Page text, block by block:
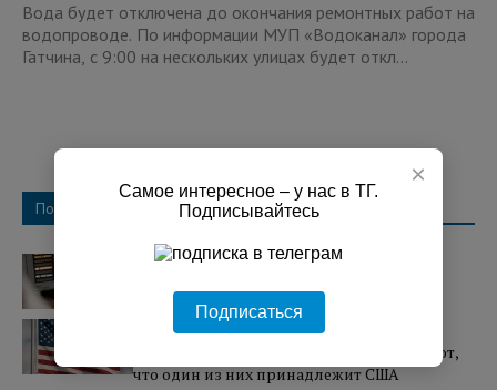
Вода будет отключена до окончания ремонтных работ на
водопроводе. По информации МУП «Водоканал» города
Гатчина, с 9:00 на нескольких улицах будет откл...
Популярное
Над регионами России сбили 131
украинский БПЛА
07:25 03.08.2026
ВС РФ поразили два завода в Киеве, где
собирают БПЛА. Западные СМИ сообщают,
что один из них принадлежит США
×
Самое интересное – у нас в ТГ.
Подписывайтесь
Подписаться